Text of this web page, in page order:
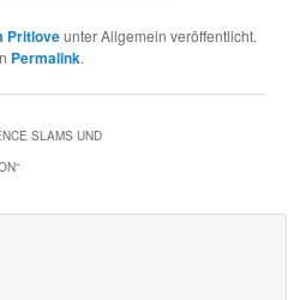
Pritloveunter Allgemein veröffentlicht.
Permalink.
SLAMS UND
“